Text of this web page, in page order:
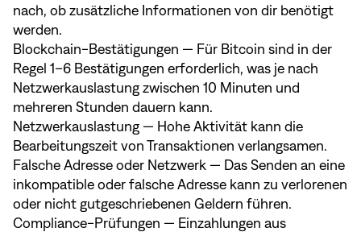
nach, ob zusätzliche Informationen von dir benötigt
werden.
Blockchain-Bestätigungen — Für Bitcoin sind in der
Regel 1–6 Bestätigungen erforderlich, was je nach
Netzwerkauslastung zwischen 10 Minuten und
mehreren Stunden dauern kann.
Netzwerkauslastung — Hohe Aktivität kann die
Bearbeitungszeit von Transaktionen verlangsamen.
Falsche Adresse oder Netzwerk — Das Senden an eine
inkompatible oder falsche Adresse kann zu verlorenen
oder nicht gutgeschriebenen Geldern führen.
Compliance-Prüfungen — Einzahlungen aus